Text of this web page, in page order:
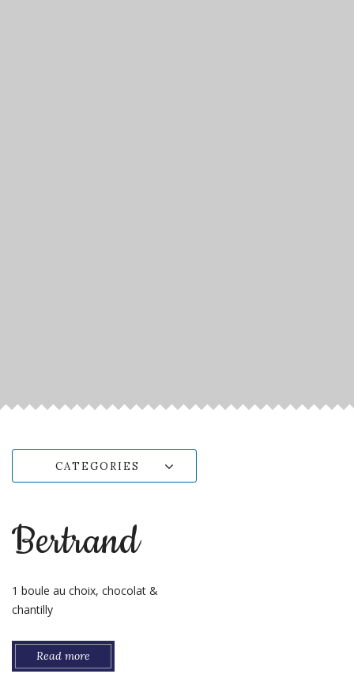
CATEGORIES
Bertrand
1 boule au choix, chocolat &
chantilly
Read more